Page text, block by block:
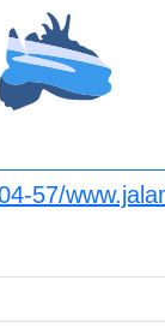
57/